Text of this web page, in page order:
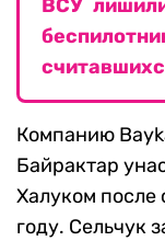
ВСУ
Компанию
Байрактар
Халуком после
году. Сельчук